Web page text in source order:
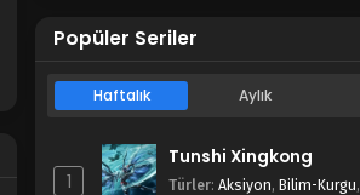
Popüler Seriler
Haftalık Aylık
1
Tunshi Xingkong
Türler: Aksiyon, Bilim-Kurgu,